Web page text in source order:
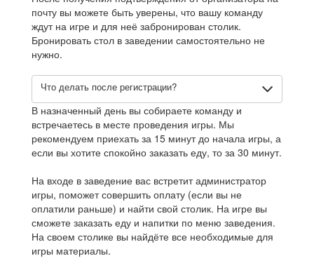
почту вы можете быть уверены, что вашу команду
ждут на игре и для неё забронирован столик.
Бронировать стол в заведении самостоятельно не
нужно.
Что делать после регистрации?
В назначенный день вы собираете команду и
встречаетесь в месте проведения игры. Мы
рекомендуем приехать за 15 минут до начала игры, а
если вы хотите спокойно заказать еду, то за 30 минут.
На входе в заведение вас встретит администратор
игры, поможет совершить оплату (если вы не
оплатили раньше) и найти свой столик. На игре вы
сможете заказать еду и напитки по меню заведения.
На своем столике вы найдёте все необходимые для
игры материалы.